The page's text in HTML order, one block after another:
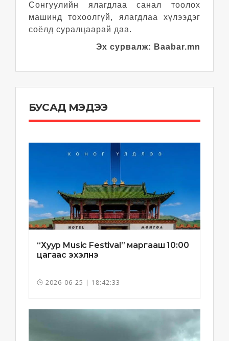
Сонгуулийн ялагдлаа санал тоолох
машинд тохоолгүй, ялагдлаа хүлээдэг
соёлд суралцаарай даа.
Эх сурвалж: Baabar.mn
БУСАД МЭДЭЭ
“Хуур Music Festival” маргааш 10:00
цагаас эхэлнэ
2026-06-25 | 18:42:33